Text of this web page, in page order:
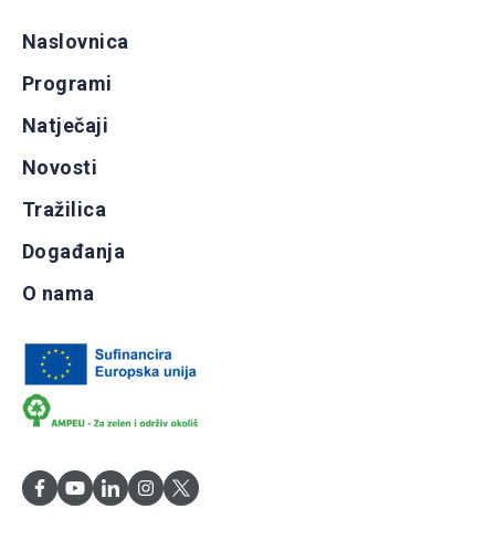
Naslovnica
Programi
Natječaji
Novosti
Tražilica
Događanja
O nama